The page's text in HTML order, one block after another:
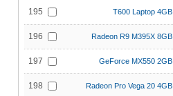
195 T600 Laptop 4GB
196 Radeon R9 M395X 8GB
197 GeForce MX550 2GB
198 Radeon Pro Vega 20 4GB